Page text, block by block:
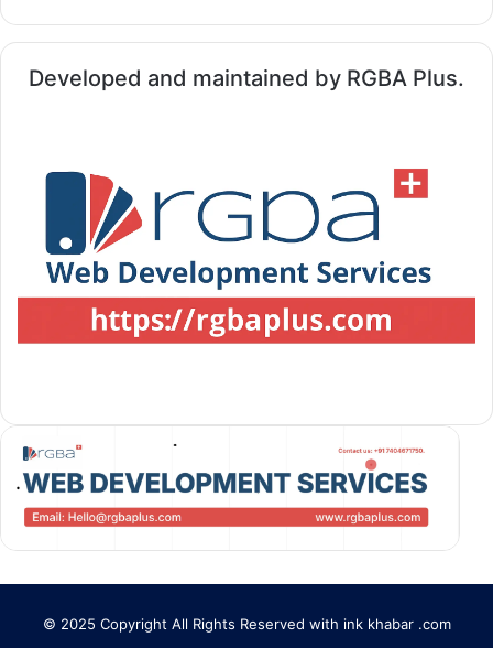
Developed and maintained by RGBA Plus.
© 2025 Copyright All Rights Reserved with ink khabar .com